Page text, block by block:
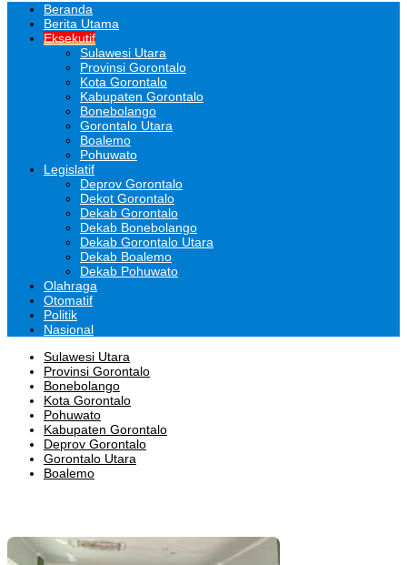
Beranda
Berita Utama
Eksekutif
Sulawesi Utara
Provinsi Gorontalo
Kota Gorontalo
Kabupaten Gorontalo
Bonebolango
Gorontalo Utara
Boalemo
Pohuwato
Legislatif
Deprov Gorontalo
Dekot Gorontalo
Dekab Gorontalo
Dekab Bonebolango
Dekab Gorontalo Utara
Dekab Boalemo
Dekab Pohuwato
Olahraga
Otomatif
Politik
Nasional
Sulawesi Utara
Provinsi Gorontalo
Bonebolango
Kota Gorontalo
Pohuwato
Kabupaten Gorontalo
Deprov Gorontalo
Gorontalo Utara
Boalemo